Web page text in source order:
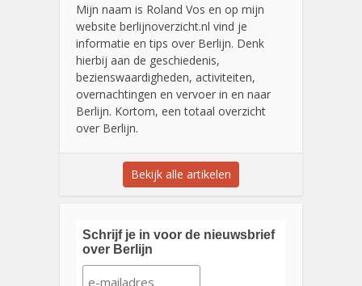
Mijn naam is Roland Vos en op mijn
website berlijnoverzicht.nl vind je
informatie en tips over Berlijn. Denk
hierbij aan de geschiedenis,
bezienswaardigheden, activiteiten,
overnachtingen en vervoer in en naar
Berlijn. Kortom, een totaal overzicht
over Berlijn.
Bekijk alle artikelen
Schrijf je in voor de nieuwsbrief
over Berlijn